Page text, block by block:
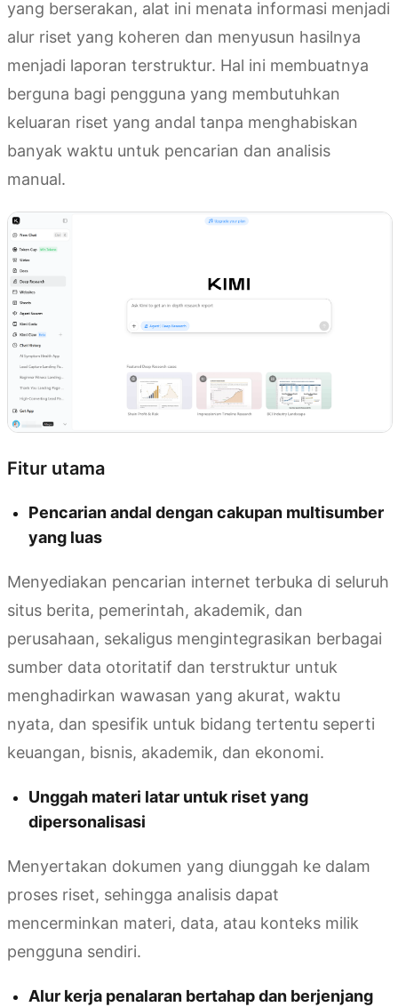
yang berserakan, alat ini menata informasi menjadi
alur riset yang koheren dan menyusun hasilnya
menjadi laporan terstruktur. Hal ini membuatnya
berguna bagi pengguna yang membutuhkan
keluaran riset yang andal tanpa menghabiskan
banyak waktu untuk pencarian dan analisis
manual.
Fitur utama
Pencarian andal dengan cakupan multisumber
yang luas
Menyediakan pencarian internet terbuka di seluruh
situs berita, pemerintah, akademik, dan
perusahaan, sekaligus mengintegrasikan berbagai
sumber data otoritatif dan terstruktur untuk
menghadirkan wawasan yang akurat, waktu
nyata, dan spesifik untuk bidang tertentu seperti
keuangan, bisnis, akademik, dan ekonomi.
Unggah materi latar untuk riset yang
dipersonalisasi
Menyertakan dokumen yang diunggah ke dalam
proses riset, sehingga analisis dapat
mencerminkan materi, data, atau konteks milik
pengguna sendiri.
Alur kerja penalaran bertahap dan berjenjang